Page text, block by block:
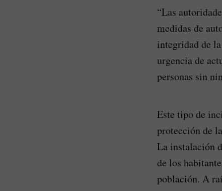
“Las
medidas de
integridad de
urgencia de
personas sin
Este tipo de
protección de
La instalación
de los
población. A